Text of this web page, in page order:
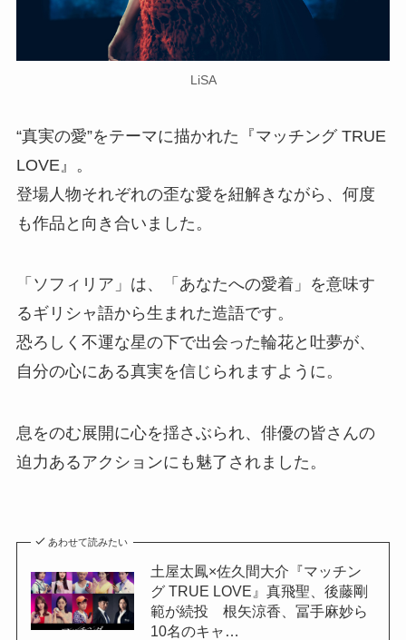
LiSA
“真実の愛”をテーマに描かれた『マッチング TRUE
LOVE』。
登場人物それぞれの歪な愛を紐解きながら、何度
も作品と向き合いました。
「ソフィリア」は、「あなたへの愛着」を意味す
るギリシャ語から生まれた造語です。
恐ろしく不運な星の下で出会った輪花と吐夢が、
自分の心にある真実を信じられますように。
息をのむ展開に心を揺さぶられ、俳優の皆さんの
迫力あるアクションにも魅了されました。
あわせて読みたい
土屋太鳳×佐久間大介『マッチン
グ TRUE LOVE』真飛聖、後藤剛
範が続投 根矢涼香、冨手麻妙ら
10名のキャ…